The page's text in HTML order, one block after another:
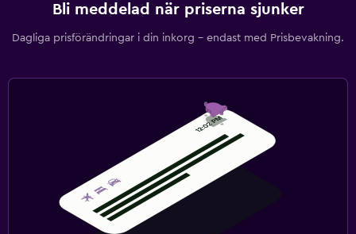
Bli meddelad när priserna sjunker
Dagliga prisförändringar i din inkorg – endast med Prisbevakning.